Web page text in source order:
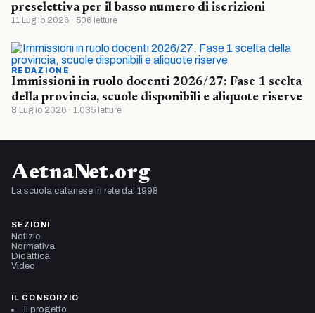
preselettiva per il basso numero di iscrizioni
11 Luglio 2026 · 506 letture
REDAZIONE
Immissioni in ruolo docenti 2026/27: Fase 1 scelta
della provincia, scuole disponibili e aliquote riserve
8 Luglio 2026 · 1.035 letture
AetnaNet.org
La scuola catanese in rete dal 1998
SEZIONI
Notizie
Normativa
Didattica
Video
IL CONSORZIO
Il progetto